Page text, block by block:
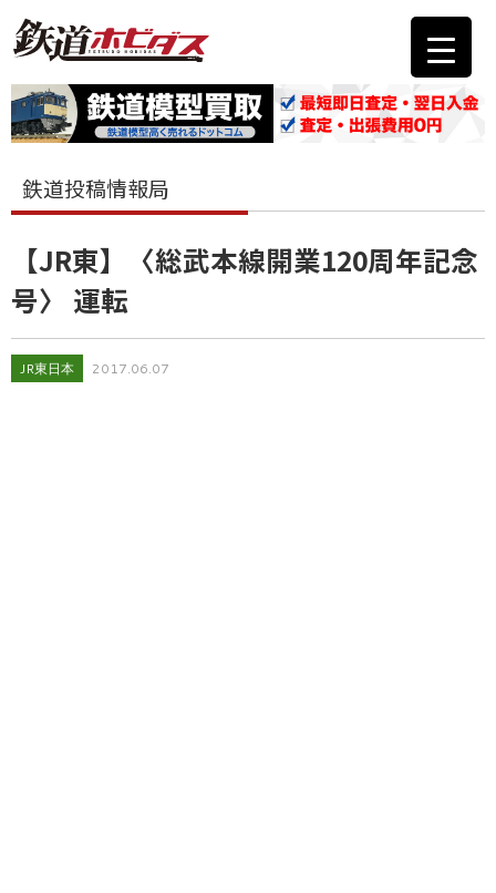
鉄道投稿情報局
【JR東】〈総武本線開業120周年記念
号〉 運転
JR東日本 2017.06.07